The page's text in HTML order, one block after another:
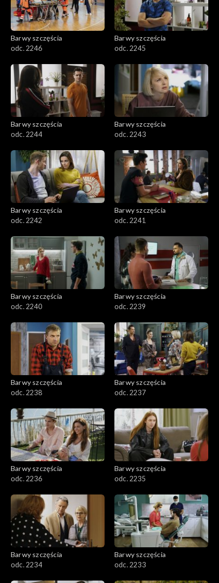
Barwy szczęścia
odc. 2246
Barwy szczęścia
odc. 2245
Barwy szczęścia
odc. 2244
Barwy szczęścia
odc. 2243
Barwy szczęścia
odc. 2242
Barwy szczęścia
odc. 2241
Barwy szczęścia
odc. 2240
Barwy szczęścia
odc. 2239
Barwy szczęścia
odc. 2238
Barwy szczęścia
odc. 2237
Barwy szczęścia
odc. 2236
Barwy szczęścia
odc. 2235
Barwy szczęścia
odc. 2234
Barwy szczęścia
odc. 2233